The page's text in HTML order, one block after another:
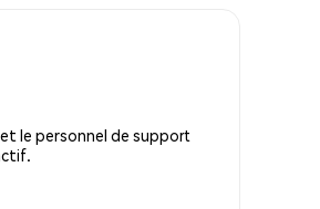
le personnel de support